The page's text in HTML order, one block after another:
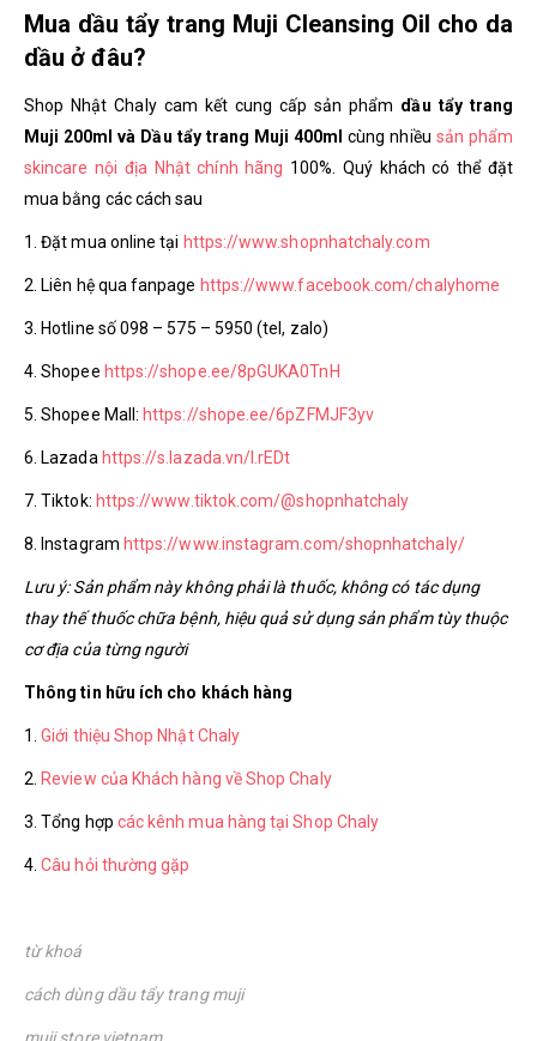
Mua dầu tẩy trang Muji Cleansing Oil cho da
dầu ở đâu?
Shop Nhật Chaly cam kết cung cấp sản phẩm dầu tẩy trang
Muji 200ml và Dầu tẩy trang Muji 400mlcùng nhiều sản phẩm
skincare nội địa Nhật chính hãng 100%. Quý khách có thể đặt
mua bằng các cách sau
1. Đặt mua online tại https://www.shopnhatchaly.com
2. Liên hệ qua fanpage https://www.facebook.com/chalyhome
3. Hotline số 098 – 575 – 5950 (tel, zalo)
4. Shopee https://shope.ee/8pGUKA0TnH
5. Shopee Mall: https://shope.ee/6pZFMJF3yv
6. Lazada https://s.lazada.vn/l.rEDt
7. Tiktok: https://www.tiktok.com/@shopnhatchaly
8. Instagram https://www.instagram.com/shopnhatchaly/
Lưu ý: Sản phẩm này không phải là thuốc, không có tác dụng
thay thế thuốc chữa bệnh, hiệu quả sử dụng sản phẩm tùy thuộc
cơ địa của từng người
Thông tin hữu ích cho khách hàng
1.Giới thiệu Shop Nhật Chaly
2. Review của Khách hàng về Shop Chaly
3. Tổng hợp các kênh mua hàng tại Shop Chaly
4.Câu hỏi thường gặp
từ khoá
cách dùng dầu tẩy trang muji